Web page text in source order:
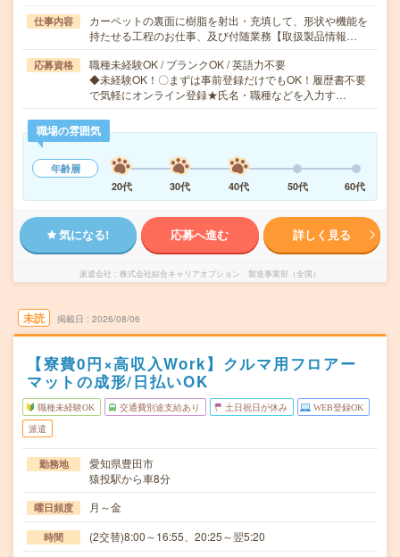
仕事内容
カーペットの裏面に樹脂を射出・充填して、形状や機能を
持たせる工程のお仕事、及び付随業務【取扱製品情報…
応募資格
職種未経験OK / ブランクOK / 英語力不要
◆未経験OK！〇まずは事前登録だけでもOK！履歴書不要
で気軽にオンライン登録★氏名・職種などを入力す…
職場の雰囲気
年齢層
20代
30代 40代 50代 60代
気になる! 応募へ進む 詳しく見る
派遣会社 株式会社綜合キャリアオプション 製造事業部（全国）
未読 掲載日 2026/08/06
【寮費0円×高収入Work】クルマ用フロアー
マットの成形/日払いOK
職種未経験OK 交通費別途支給あり 土日祝日が休み WEB登録OK
派遣
勤務地
愛知県豊田市
猿投駅から車8分
曜日頻度 月～金
時間 (2交替)8:00～16:55、20:25～翌5:20